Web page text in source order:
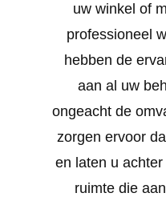
uw winkel of
professioneel
hebben de
aan al uw
ongeacht de
zorgen ervoor
en laten u
ruimte die